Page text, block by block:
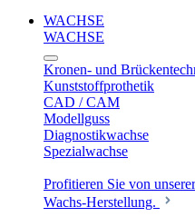
WACHSE
WACHSE
Kronen- und
Kunststoffprothetik
CAD / CAM
Modellguss
Diagnostikwachse
Spezialwachse
Profitieren Sie von
Wachs-Herstellung.